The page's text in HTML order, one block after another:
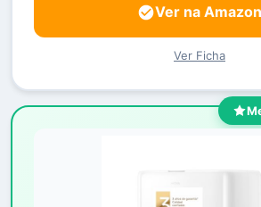
Ver na Amazon
Ver Ficha